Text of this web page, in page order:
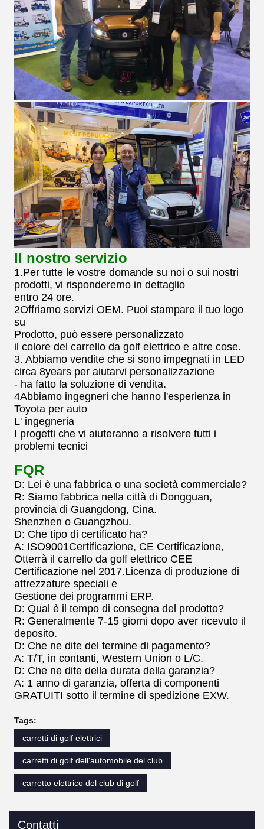
Il nostro servizio
1.Per tutte le vostre domande su noi o sui nostri
prodotti, vi risponderemo in dettaglio
entro 24 ore.
2Offriamo servizi OEM. Puoi stampare il tuo logo
su
Prodotto, può essere personalizzato
il colore del carrello da golf elettrico e altre cose.
3. Abbiamo vendite che si sono impegnati in LED
circa 8years per aiutarvi personalizzazione
- ha fatto la soluzione di vendita.
4Abbiamo ingegneri che hanno l'esperienza in
Toyota per auto
L' ingegneria
I progetti che vi aiuteranno a risolvere tutti i
problemi tecnici
FQR
D: Lei è una fabbrica o una società commerciale?
R: Siamo fabbrica nella città di Dongguan,
provincia di Guangdong, Cina.
Shenzhen o Guangzhou.
D: Che tipo di certificato ha?
A: ISO9001Certificazione, CE Certificazione,
Otterrà il carrello da golf elettrico CEE
Certificazione nel 2017.Licenza di produzione di
attrezzature speciali e
Gestione dei programmi ERP.
D: Qual è il tempo di consegna del prodotto?
R: Generalmente 7-15 giorni dopo aver ricevuto il
deposito.
D: Che ne dite del termine di pagamento?
A: T/T, in contanti, Western Union o L/C.
D: Che ne dite della durata della garanzia?
A: 1 anno di garanzia, offerta di componenti
GRATUITI sotto il termine di spedizione EXW.
Tags:
carretti di golf elettrici
carretti di golf dell'automobile del club
carretto elettrico del club di golf
Contatti